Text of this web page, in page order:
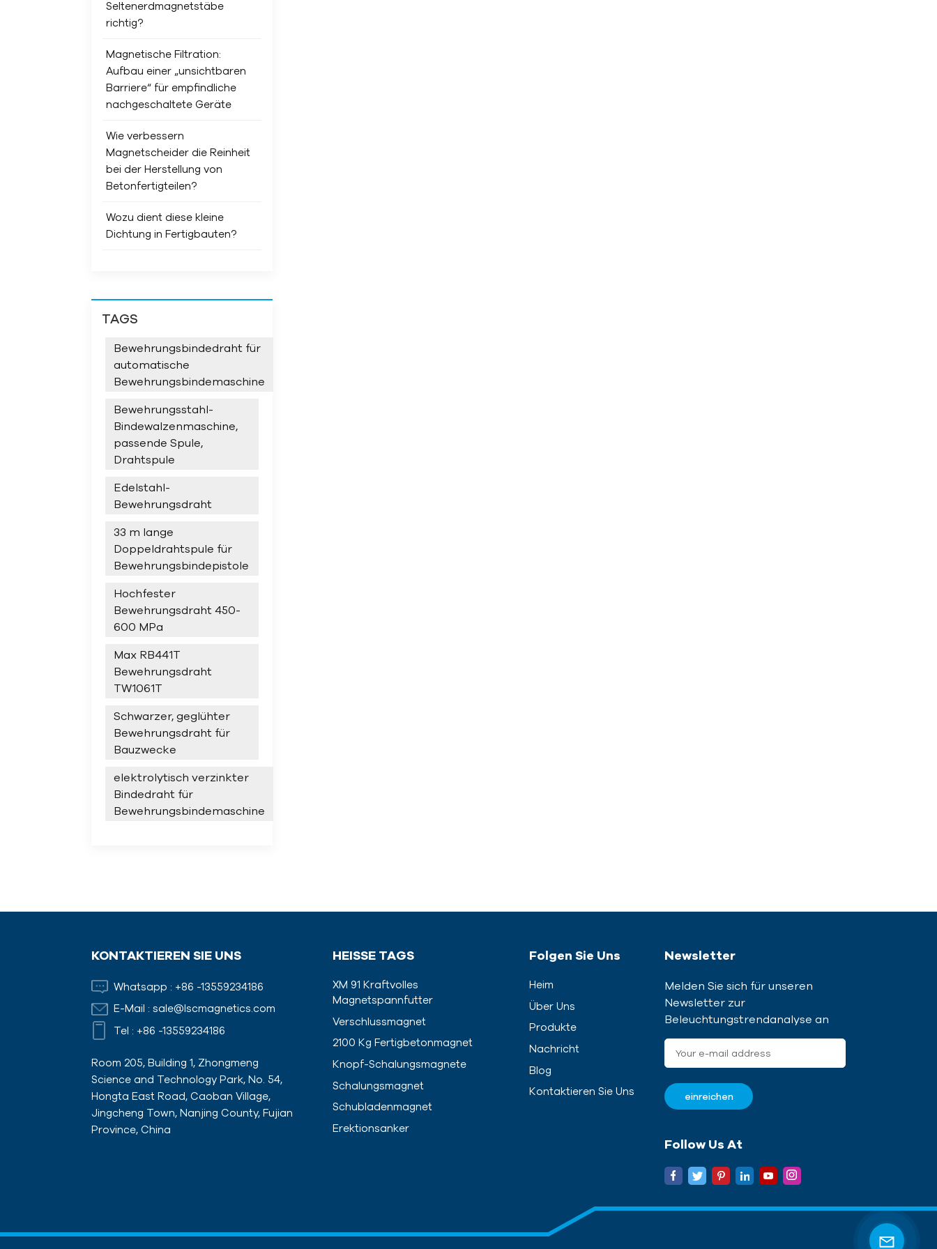
Seltenerdmagnetstäbe
richtig?
Magnetische Filtration:
Aufbau einer „unsichtbaren
Barriere“ für empfindliche
nachgeschaltete Geräte
Wie verbessern
Magnetscheider die Reinheit
bei der Herstellung von
Betonfertigteilen?
Wozu dient diese kleine
Dichtung in Fertigbauten?
TAGS
Bewehrungsbindedraht für
automatische
Bewehrungsbindemaschine
Bewehrungsstahl-
Bindewalzenmaschine,
passende Spule,
Drahtspule
Edelstahl-
Bewehrungsdraht
33 m lange
Doppeldrahtspule für
Bewehrungsbindepistole
Hochfester
Bewehrungsdraht 450-
600 MPa
Max RB441T
Bewehrungsdraht
TW1061T
Schwarzer, geglühter
Bewehrungsdraht für
Bauzwecke
elektrolytisch verzinkter
Bindedraht für
Bewehrungsbindemaschine
KONTAKTIEREN SIE UNS
Whatsapp : +86 -13559234186
E-Mail : sale@lscmagnetics.com
Tel : +86 -13559234186
Room 205, Building 1, Zhongmeng
Science and Technology Park, No. 54,
Hongta East Road, Caoban Village,
Jingcheng Town, Nanjing County, Fujian
Province, China
HEISSE TAGS
XM 91 Kraftvolles
Magnetspannfutter
Verschlussmagnet
2100 Kg Fertigbetonmagnet
Knopf-Schalungsmagnete
Schalungsmagnet
Schubladenmagnet
Erektionsanker
Folgen Sie Uns
Heim
Über Uns
Produkte
Nachricht
Blog
Kontaktieren Sie Uns
Newsletter
Melden Sie sich für unseren
Newsletter zur
Beleuchtungstrendanalyse an
Follow Us At